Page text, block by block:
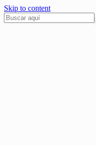
Skip to content